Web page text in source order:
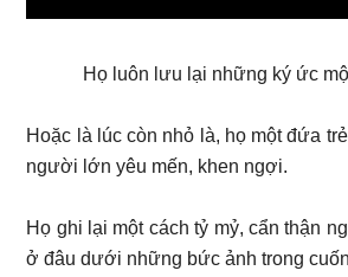
Họ luôn lưu lại những ký ức
Hoặc là lúc còn nhỏ là, họ một đứa
người lớn yêu mến, khen ngợi.
Họ ghi lại một cách tỷ mỷ, cẩn thận
ở đâu dưới những bức ảnh trong